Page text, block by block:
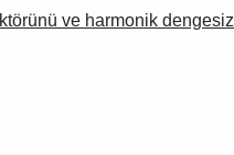
ve harmonik